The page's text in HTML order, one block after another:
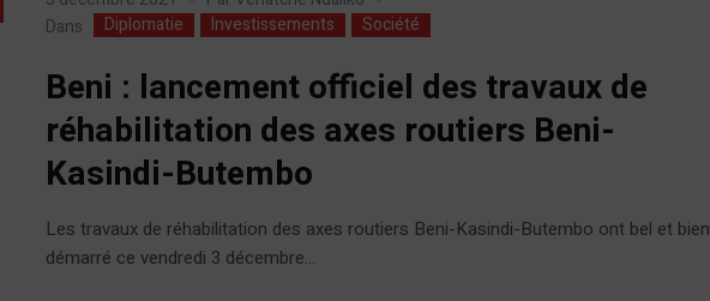
Dans
Diplomatie Investissements Société
Beni : lancement officiel des travaux de
réhabilitation des axes routiers Beni-
Kasindi-Butembo
Les travaux de réhabilitation des axes routiers Beni-Kasindi-Butembo ont bel et bien
démarré ce vendredi 3 décembre...